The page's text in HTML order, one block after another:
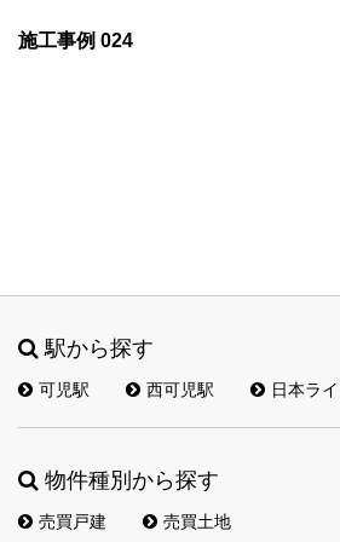
施工事例 024
駅から探す
可児駅 西可児駅 日本ラ
物件種別から探す
売買戸建 売買土地